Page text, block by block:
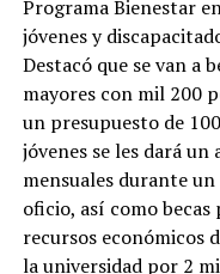
Programa Bienestar
jóvenes y
Destacó que se van a
mayores con mil 200
un presupuesto de
jóvenes se les dará un
mensuales durante
oficio, así como becas
recursos económicos
la universidad por 2